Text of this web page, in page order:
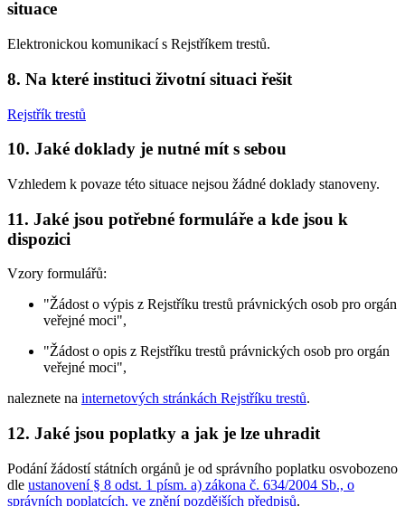
situace
Elektronickou komunikací s Rejstříkem trestů.
8. Na které instituci životní situaci řešit
Rejstřík trestů
10. Jaké doklady je nutné mít s sebou
Vzhledem k povaze této situace nejsou žádné doklady stanoveny.
11. Jaké jsou potřebné formuláře a kde jsou k
dispozici
Vzory formulářů:
"Žádost o výpis z Rejstříku trestů právnických osob pro orgán
veřejné moci",
"Žádost o opis z Rejstříku trestů právnických osob pro orgán
veřejné moci",
naleznete na internetových stránkách Rejstříku trestů.
12. Jaké jsou poplatky a jak je lze uhradit
Podání žádostí státních orgánů je od správního poplatku osvobozeno
dle ustanovení § 8 odst. 1 písm. a) zákona č. 634/2004 Sb., o
správních poplatcích, ve znění pozdějších předpisů.